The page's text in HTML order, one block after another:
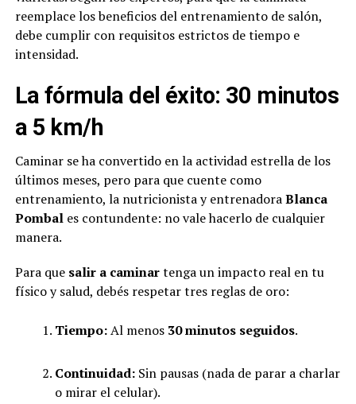
reemplace los beneficios del entrenamiento de salón,
debe cumplir con requisitos estrictos de tiempo e
intensidad.
La fórmula del éxito: 30 minutos
a 5 km/h
Caminar se ha convertido en la actividad estrella de los
últimos meses, pero para que cuente como
entrenamiento, la nutricionista y entrenadoraBlanca
Pombales contundente: no vale hacerlo de cualquier
manera.
Para que salir a caminartenga un impacto real en tu
físico y salud, debés respetar tres reglas de oro:
Tiempo:Al menos 30 minutos seguidos.
Continuidad:Sin pausas (nada de parar a charlar
o mirar el celular).